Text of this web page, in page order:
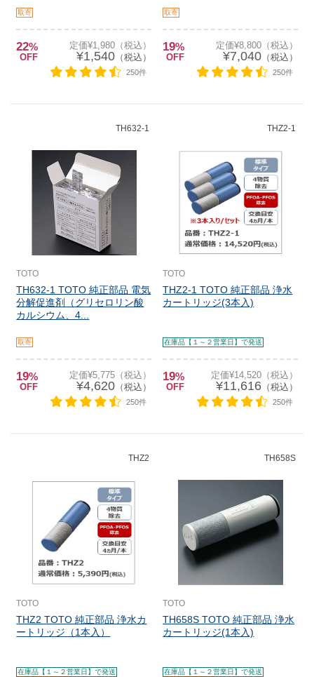
取寄
22%
OFF
定価¥1,980（税込）
¥1,540（税込）
250件
取寄
19%
OFF
定価¥8,800（税込）
¥7,040（税込）
250件
TH632-1
TOTO
TH632-1 TOTO 純正部品 電気
分解促進剤（グリセロリン酸
カルシウム、4...
取寄
19%
OFF
定価¥5,775（税込）
¥4,620（税込）
250件
THZ2-1
TOTO
THZ2-1 TOTO 純正部品 浄水
カートリッジ(3本入)
在庫品【１～２営業日】で発送
19%
OFF
定価¥14,520（税込）
¥11,616（税込）
250件
THZ2
TOTO
THZ2 TOTO 純正部品 浄水カ
ートリッジ（1本入）
在庫品【１～２営業日】で発送
TH658S
TOTO
TH658S TOTO 純正部品 浄水
カートリッジ(1本入)
在庫品【１～２営業日】で発送